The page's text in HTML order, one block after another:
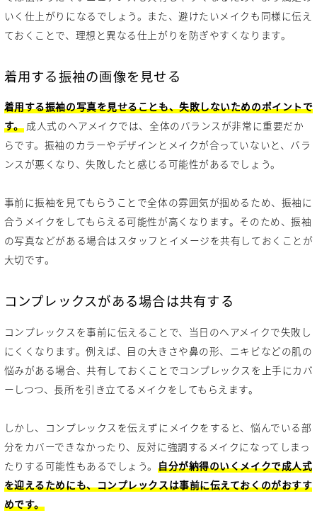
いく仕上がりになるでしょう。また、避けたいメイクも同様に伝え
ておくことで、理想と異なる仕上がりを防ぎやすくなります。
着用する振袖の画像を見せる
着用する振袖の写真を見せることも、失敗しないためのポイントで
す。成人式のヘアメイクでは、全体のバランスが非常に重要だか
らです。振袖のカラーやデザインとメイクが合っていないと、バラ
ンスが悪くなり、失敗したと感じる可能性があるでしょう。
事前に振袖を見てもらうことで全体の雰囲気が掴めるため、振袖に
合うメイクをしてもらえる可能性が高くなります。そのため、振袖
の写真などがある場合はスタッフとイメージを共有しておくことが
大切です。
コンプレックスがある場合は共有する
コンプレックスを事前に伝えることで、当日のヘアメイクで失敗し
にくくなります。例えば、目の大きさや鼻の形、ニキビなどの肌の
悩みがある場合、共有しておくことでコンプレックスを上手にカバ
ーしつつ、長所を引き立てるメイクをしてもらえます。
しかし、コンプレックスを伝えずにメイクをすると、悩んでいる部
分をカバーできなかったり、反対に強調するメイクになってしまっ
たりする可能性もあるでしょう。自分が納得のいくメイクで成人式
を迎えるためにも、コンプレックスは事前に伝えておくのがおすす
めです。